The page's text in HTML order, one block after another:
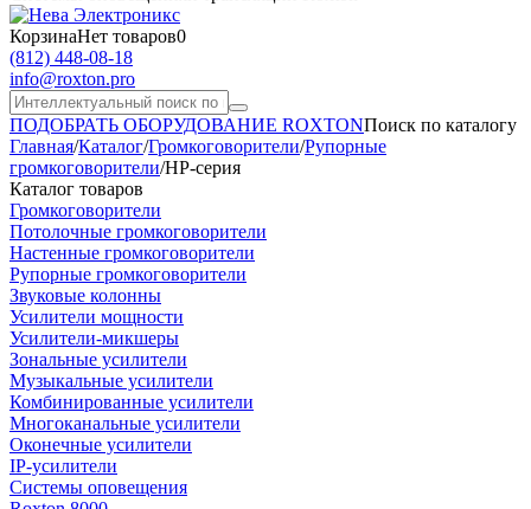
КорзинаНет товаров0
(812) 448-08-18
info@roxton.pro
ПОДОБРАТЬ ОБОРУДОВАНИЕ ROXTONПоиск по каталогу
Главная/Каталог/Громкоговорители/Рупорные
громкоговорители/HP-серия
Каталог товаров
Громкоговорители
Потолочные громкоговорители
Настенные громкоговорители
Рупорные громкоговорители
Звуковые колонны
Усилители мощности
Усилители-микшеры
Зональные усилители
Музыкальные усилители
Комбинированные усилители
Многоканальные усилители
Оконечные усилители
IP-усилители
Системы оповещения